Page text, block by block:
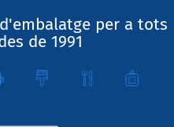
per a tots
de 1991